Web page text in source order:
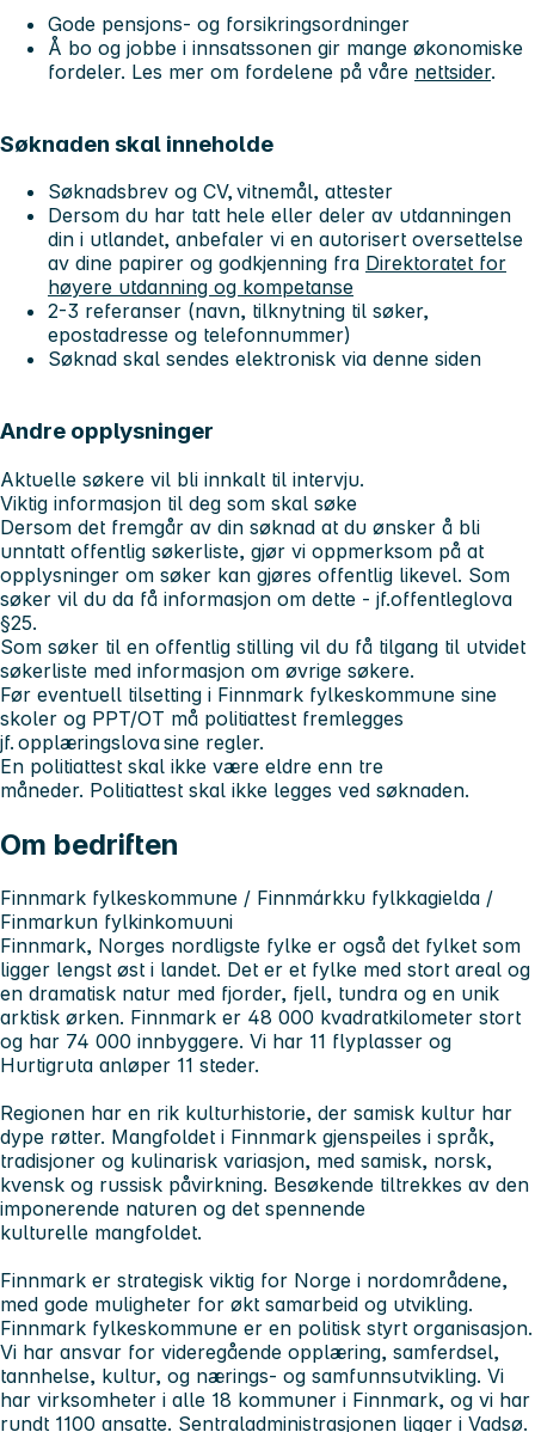
Gode pensjons- og forsikringsordninger
Å bo og jobbe i innsatssonen gir mange økonomiske
fordeler. Les mer om fordelene på våre nettsider.
Søknaden skal inneholde
Søknadsbrev og CV, vitnemål, attester
Dersom du har tatt hele eller deler av utdanningen
din i utlandet, anbefaler vi en autorisert oversettelse
av dine papirer og godkjenning fra Direktoratet for
høyere utdanning og kompetanse
2-3 referanser (navn, tilknytning til søker,
epostadresse og telefonnummer)
Søknad skal sendes elektronisk via denne siden
Andre opplysninger
Aktuelle søkere vil bli innkalt til intervju.
Viktig informasjon til deg som skal søke
Dersom det fremgår av din søknad at du ønsker å bli
unntatt offentlig søkerliste, gjør vi oppmerksom på at
opplysninger om søker kan gjøres offentlig likevel. Som
søker vil du da få informasjon om dette - jf.offentleglova
§25.
Som søker til en offentlig stilling vil du få tilgang til utvidet
søkerliste med informasjon om øvrige søkere.
Før eventuell tilsetting i Finnmark fylkeskommune sine
skoler og PPT/OT må politiattest fremlegges
jf. opplæringslova sine regler.
En politiattest skal ikke være eldre enn tre
måneder. Politiattest skal ikke legges ved søknaden.
Om bedriften
Finnmark fylkeskommune / Finnmárkku fylkkagielda /
Finmarkun fylkinkomuuni
Finnmark, Norges nordligste fylke er også det fylket som
ligger lengst øst i landet. Det er et fylke med stort areal og
en dramatisk natur med fjorder, fjell, tundra og en unik
arktisk ørken. Finnmark er 48 000 kvadratkilometer stort
og har 74 000 innbyggere. Vi har 11 flyplasser og
Hurtigruta anløper 11 steder.
Regionen har en rik kulturhistorie, der samisk kultur har
dype røtter. Mangfoldet i Finnmark gjenspeiles i språk,
tradisjoner og kulinarisk variasjon, med samisk, norsk,
kvensk og russisk påvirkning. Besøkende tiltrekkes av den
imponerende naturen og det spennende
kulturelle mangfoldet.
Finnmark er strategisk viktig for Norge i nordområdene,
med gode muligheter for økt samarbeid og utvikling.
Finnmark fylkeskommune er en politisk styrt organisasjon.
Vi har ansvar for videregående opplæring, samferdsel,
tannhelse, kultur, og nærings- og samfunnsutvikling. Vi
har virksomheter i alle 18 kommuner i Finnmark, og vi har
rundt 1100 ansatte. Sentraladministrasjonen ligger i Vadsø.